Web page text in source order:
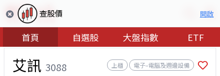
查股價 開啟
首頁 自選股 大盤指數 ETF
艾訊 3088 上櫃 電子–電腦及週邊設備